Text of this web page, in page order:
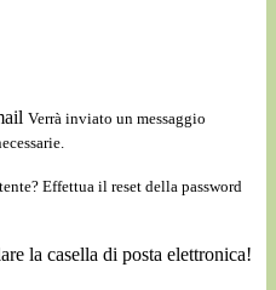
Verrà inviato un messaggio
Effettua il reset della password
la casella di posta elettronica!